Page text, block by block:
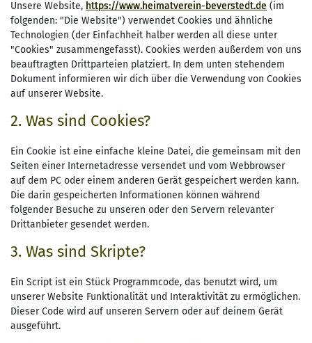
Unsere Website, https://www.heimatverein-beverstedt.de (im
folgenden: "Die Website") verwendet Cookies und ähnliche
Technologien (der Einfachheit halber werden all diese unter
"Cookies" zusammengefasst). Cookies werden außerdem von uns
beauftragten Drittparteien platziert. In dem unten stehendem
Dokument informieren wir dich über die Verwendung von Cookies
auf unserer Website.
2. Was sind Cookies?
Ein Cookie ist eine einfache kleine Datei, die gemeinsam mit den
Seiten einer Internetadresse versendet und vom Webbrowser
auf dem PC oder einem anderen Gerät gespeichert werden kann.
Die darin gespeicherten Informationen können während
folgender Besuche zu unseren oder den Servern relevanter
Drittanbieter gesendet werden.
3. Was sind Skripte?
Ein Script ist ein Stück Programmcode, das benutzt wird, um
unserer Website Funktionalität und Interaktivität zu ermöglichen.
Dieser Code wird auf unseren Servern oder auf deinem Gerät
ausgeführt.